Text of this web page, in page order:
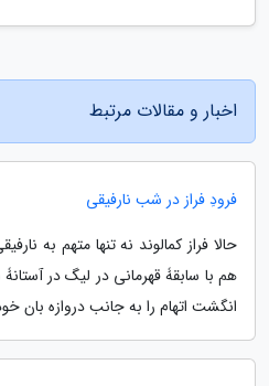
اخبار و مقالات مرتبط
فرودِ فراز در شب نارفیقی
حالا فراز کمالوند نه تنها متهم به
هم با سابقۀ قهرمانی در لیگ در
انگشت اتهام را به جانب دروازه بان